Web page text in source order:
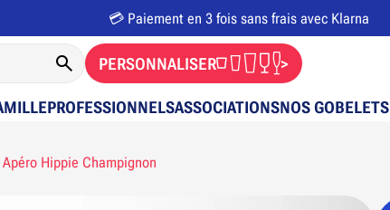
💳 Paiement en 3 fois sans frais avec Klarna
PERSONNALISER >
PROFESSIONNELSASSOCIATIONSNOS GOBELETS
Apéro Hippie Champignon